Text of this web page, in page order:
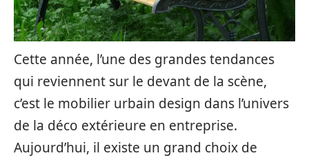
Cette année, l’une des grandes tendances
qui reviennent sur le devant de la scène,
c’est le mobilier urbain design dans l’univers
de la déco extérieure en entreprise.
Aujourd’hui, il existe un grand choix de